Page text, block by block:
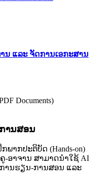
ນ ແລະ ຈັດການເອກະສານ
Documents)
ານສອນ
າກປະຕິບັດ (Hands-on)
-ອາຈານ ສາມາດນໍາໃຊ້ AI
ານຮຽນ-ການສອນ ແລະ